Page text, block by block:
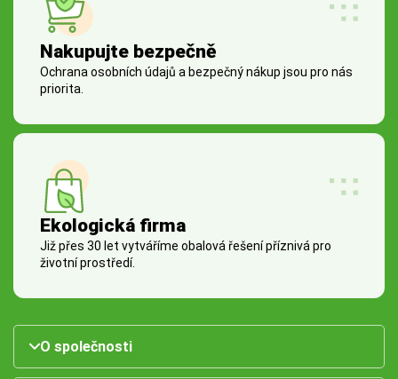
Nakupujte bezpečně
Ochrana osobních údajů a bezpečný nákup jsou pro nás
priorita.
Ekologická firma
Již přes 30 let vytváříme obalová řešení příznivá pro
životní prostředí.
O společnosti